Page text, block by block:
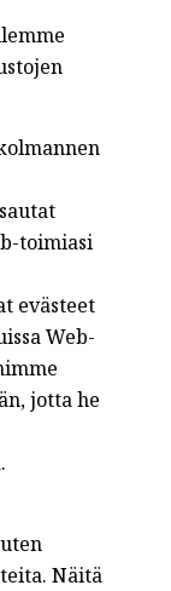
toimiasi
evästeet
Web-
jotta he
Näitä